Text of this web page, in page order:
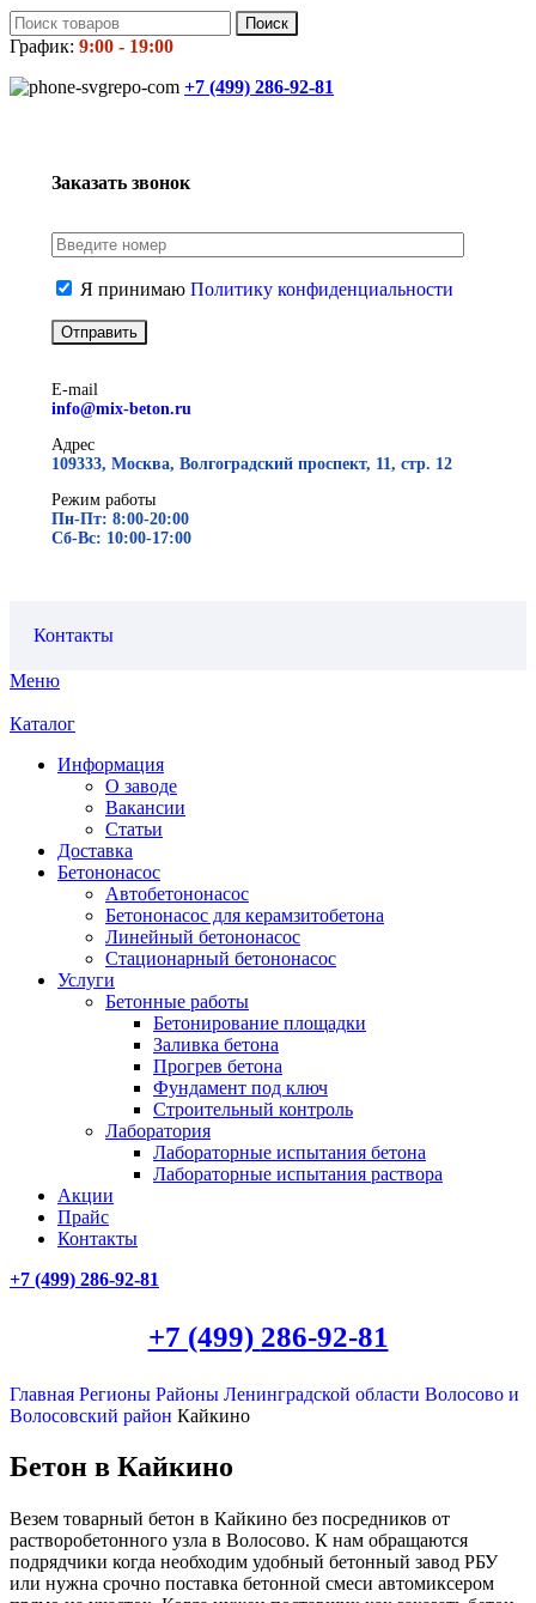
Поиск
График: 9:00 - 19:00
+7 (499) 286-92-81
Заказать звонок
Я принимаю Политику конфиденциальности
E-mail
info@mix-beton.ru
Адрес
109333, Москва, Волгоградский проспект, 11, стр. 12
Режим работы
Пн-Пт: 8:00-20:00
Сб-Вс: 10:00-17:00
Контакты
Меню
Каталог
Информация
О заводе
Вакансии
Статьи
Доставка
Бетононасос
Автобетононасос
Бетононасос для керамзитобетона
Линейный бетононасос
Стационарный бетононасос
Услуги
Бетонные работы
Бетонирование площадки
Заливка бетона
Прогрев бетона
Фундамент под ключ
Строительный контроль
Лаборатория
Лабораторные испытания бетона
Лабораторные испытания раствора
Акции
Прайс
Контакты
+7 (499) 286-92-81
+7 (499) 286-92-81
Главная Регионы Районы Ленинградской области Волосово и
Волосовский район Кайкино
Бетон в Кайкино
Везем товарный бетон в Кайкино без посредников от
растворобетонного узла в Волосово. К нам обращаются
подрядчики когда необходим удобный бетонный завод РБУ
или нужна срочно поставка бетонной смеси автомиксером